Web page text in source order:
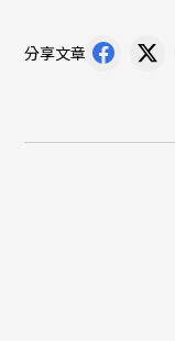
分享文章